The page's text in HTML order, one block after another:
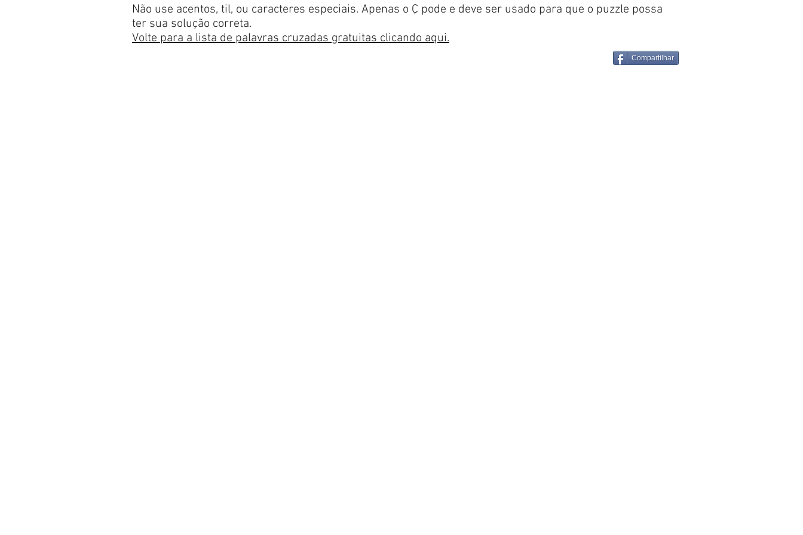
Não use acentos, til, ou caracteres especiais. Apenas o Ç pode e deve ser usado para que o puzzle possa
ter sua solução correta.
Volte para a lista de palavras cruzadas gratuitas clicando aqui.
Compartilhar